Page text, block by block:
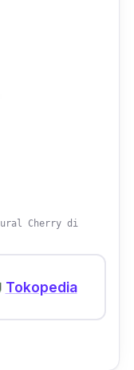
Cherry di
Tokopedia